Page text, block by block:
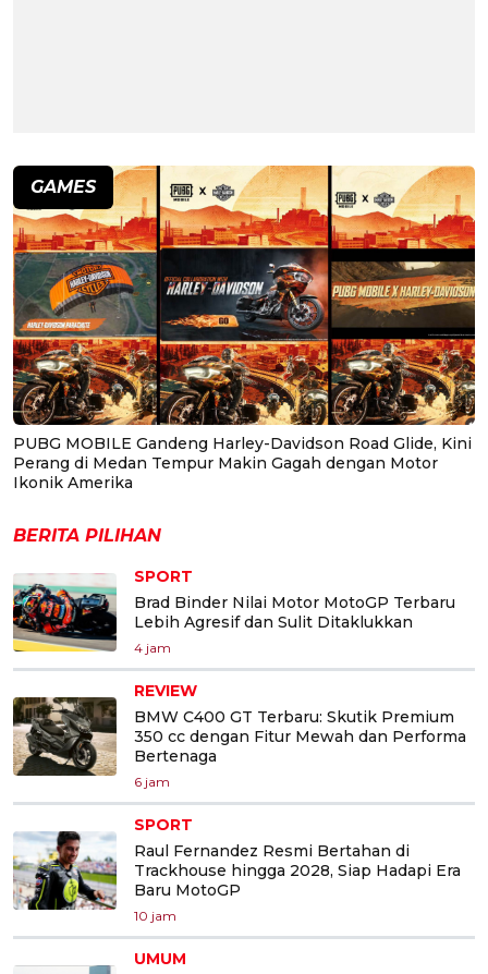
GAMES
PUBG MOBILE Gandeng Harley-Davidson Road Glide, Kini
Perang di Medan Tempur Makin Gagah dengan Motor
Ikonik Amerika
BERITA PILIHAN
SPORT
Brad Binder Nilai Motor MotoGP Terbaru
Lebih Agresif dan Sulit Ditaklukkan
4 jam
REVIEW
BMW C400 GT Terbaru: Skutik Premium
350 cc dengan Fitur Mewah dan Performa
Bertenaga
6 jam
SPORT
Raul Fernandez Resmi Bertahan di
Trackhouse hingga 2028, Siap Hadapi Era
Baru MotoGP
10 jam
UMUM